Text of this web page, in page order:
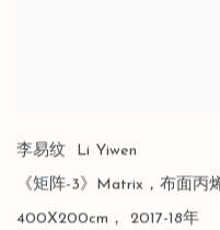
李易纹 Li Yiwen
《矩阵-3》Matrix，布面丙
400X200cm， 2017-18年